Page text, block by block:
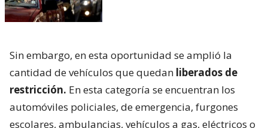
Sin embargo, en esta oportunidad se amplió la
cantidad de vehículos que quedan liberados de
restricción. En esta categoría se encuentran los
automóviles policiales, de emergencia, furgones
escolares, ambulancias, vehículos a gas, eléctricos o